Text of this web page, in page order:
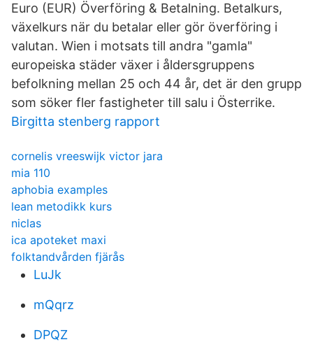
Euro (EUR) Överföring & Betalning. Betalkurs,
växelkurs när du betalar eller gör överföring i
valutan. Wien i motsats till andra "gamla"
europeiska städer växer i åldersgruppens
befolkning mellan 25 och 44 år, det är den grupp
som söker fler fastigheter till salu i Österrike.
Birgitta stenberg rapport
cornelis vreeswijk victor jara
mia 110
aphobia examples
lean metodikk kurs
niclas
ica apoteket maxi
folktandvården fjärås
LuJk
mQqrz
DPQZ